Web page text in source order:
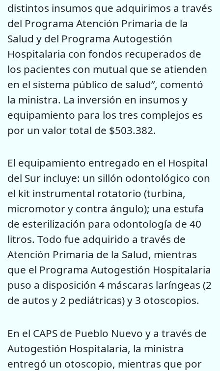
distintos insumos que adquirimos a través
del Programa Atención Primaria de la
Salud y del Programa Autogestión
Hospitalaria con fondos recuperados de
los pacientes con mutual que se atienden
en el sistema público de salud”, comentó
la ministra. La inversión en insumos y
equipamiento para los tres complejos es
por un valor total de $503.382.
El equipamiento entregado en el Hospital
del Sur incluye: un sillón odontológico con
el kit instrumental rotatorio (turbina,
micromotor y contra ángulo); una estufa
de esterilización para odontología de 40
litros. Todo fue adquirido a través de
Atención Primaria de la Salud, mientras
que el Programa Autogestión Hospitalaria
puso a disposición 4 máscaras laríngeas (2
de autos y 2 pediátricas) y 3 otoscopios.
En el CAPS de Pueblo Nuevo y a través de
Autogestión Hospitalaria, la ministra
entregó un otoscopio, mientras que por